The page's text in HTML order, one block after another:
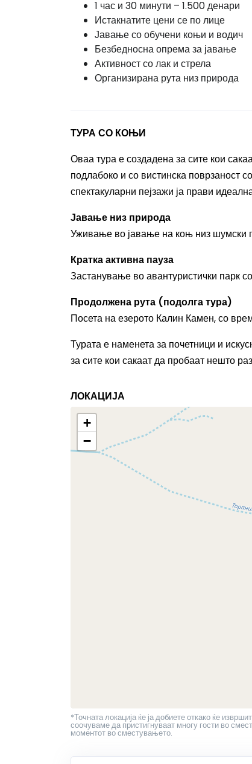
1 час и 30 минути – 1.500 денари
Истакнатите цени се по лице
Јавање со обучени коњи и водич
Безбедносна опрема за јавање
Активност со лак и стрела
Организирана рута низ природа
ТУРА СО КОЊИ
Оваа тура е создадена за сите кои
подлабоко и со вистинска поврзаност
спектакуларни пејзажи ја прави
Јавање низ природа
Уживање во јавање на коњ низ шумски
Кратка активна пауза
Застанување во авантуристички парк
Продолжена рута (подолга тура)
Посета на езерото Калин Камен, со
Турата е наменета за почетници и
за сите кои сакаат да пробаат нешто
ЛОКАЦИЈА
+
−
*Точната локација ќе ја добиете откако ќе
соочуваме да пристигнуваат многу гости во
моментот во сместувањето.